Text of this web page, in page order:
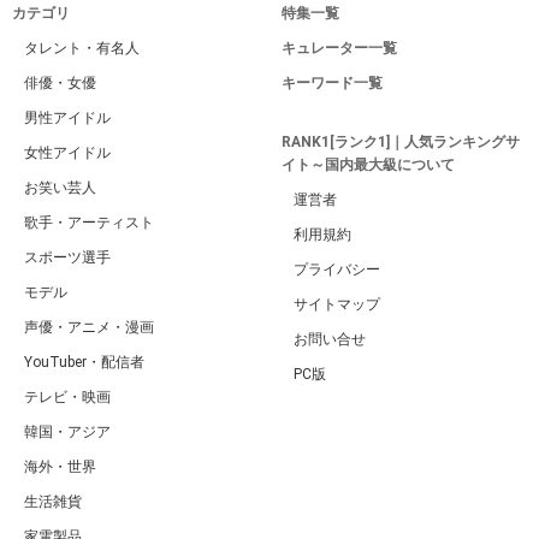
カテゴリ
タレント・有名人
俳優・女優
男性アイドル
女性アイドル
お笑い芸人
歌手・アーティスト
スポーツ選手
モデル
声優・アニメ・漫画
YouTuber・配信者
テレビ・映画
韓国・アジア
海外・世界
生活雑貨
特集一覧
キュレーター一覧
キーワード一覧
RANK1[ランク1]｜人気ランキングサ
イト～国内最大級について
運営者
利用規約
プライバシー
サイトマップ
お問い合せ
PC版